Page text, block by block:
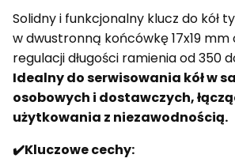
Solidny i funkcjonalny klucz do kół
w dwustronną końcówkę 17x19 mm
regulacji długości ramienia od 350
Idealny do serwisowania kół w
osobowych i dostawczych,
użytkowania z niezawodnością.
✔️Kluczowe cechy: